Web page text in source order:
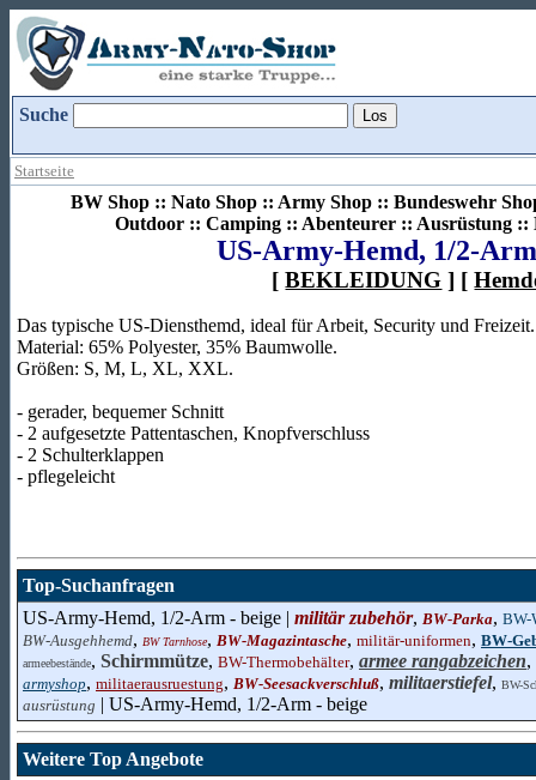
Suche
Startseite
BW Shop :: Nato Shop :: Army Shop :: Bundeswehr
Outdoor :: Camping :: Abenteurer :: Ausrüstung ::
US-Army-Hemd, 1/2-
[BEKLEIDUNG ] [
Das typische US-Diensthemd, ideal für Arbeit, Security und Freizeit.
Material: 65% Polyester, 35% Baumwolle.
Größen: S, M, L, XL, XXL.
- gerader, bequemer Schnitt
- 2 aufgesetzte Pattentaschen, Knopfverschluss
- 2 Schulterklappen
- pflegeleicht
Top-Suchanfragen
US-Army-Hemd, 1/2-Arm - beige | militär zubehör, BW-Parka, BW-
BW-Ausgehhemd, BW Tarnhose, BW-Magazintasche, militär-uniformen, BW-
armeebestände, Schirmmütze, BW-Thermobehälter, armee rangabzeichen,
armyshop, militaerausruestung, BW-Seesackverschluß, militaerstiefel, BW-
ausrüstung | US-Army-Hemd, 1/2-Arm - beige
Weitere Top Angebote